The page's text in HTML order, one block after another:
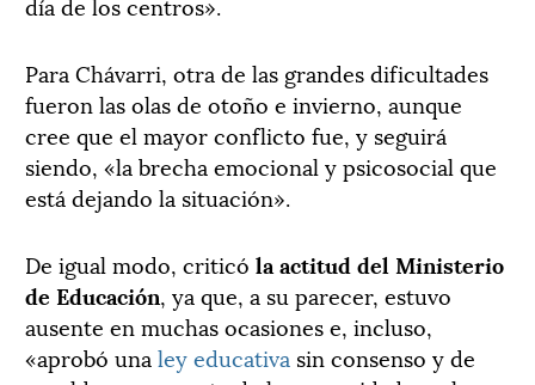
Para Chávarri, otra de las grandes dificultades
fueron las olas de otoño e invierno, aunque
cree que el mayor conflicto fue, y seguirá
siendo, «la brecha emocional y psicosocial que
está dejando la situación».
De igual modo, criticó la actitud del Ministerio
de Educación, ya que, a su parecer, estuvo
ausente en muchas ocasiones e, incluso,
«aprobó una ley educativa sin consenso y de